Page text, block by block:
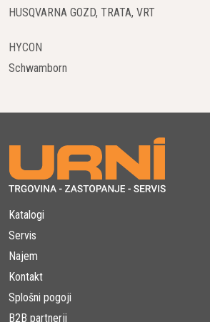
HUSQVARNA GOZD, TRATA, VRT
HYCON
Schwamborn
Katalogi
Servis
Najem
Kontakt
Splošni pogoji
B2B partnerji